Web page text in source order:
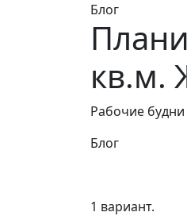
Блог
кв.м.
Рабочие будни
Блог
1 вариант.